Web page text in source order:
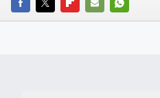
FACEBOOK
TWITTERFLIPBOARD
E-
WHATSAPP